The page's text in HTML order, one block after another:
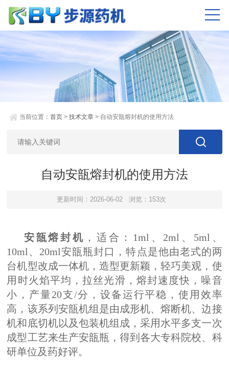
当前位置：首页 >技术文章 > 自动安瓿熔封机的使用方法
自动安瓿熔封机的使用方法
更新时间：2026-06-02 浏览：153次
安瓿熔封机 ，适合：1ml、2ml、5ml、
10ml、20ml安瓿瓶封口，特点是他由老式的两
台机型改成一体机，造型更新颖，轻巧美观，使
用时火焰平均，拉丝光滑，熔封速度快，噪音
小，产量20支/分，设备运行平稳，使用效率
高，该系列安瓿机组是由成形机、熔断机、边接
机和底切机以及包装机组成，采用水平多支一次
成型工艺来生产安瓿瓶，得到各大专科院校、科
研单位及药好评。